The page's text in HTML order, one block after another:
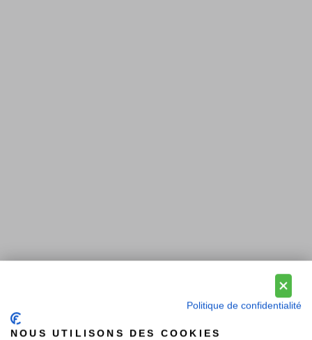
Politique de confidentialité
NOUS UTILISONS DES COOKIES